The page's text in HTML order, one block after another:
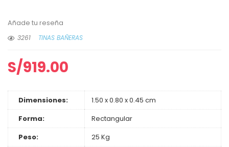
Añade tu reseña
3261
TINAS BAÑERAS
S/919.00
Dimensiones:
1.50 x 0.80 x 0.45 cm
Forma:
Rectangular
Peso:
25 Kg